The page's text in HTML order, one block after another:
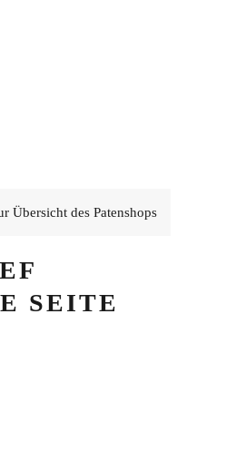
Übersicht des Patenshops
SEITE